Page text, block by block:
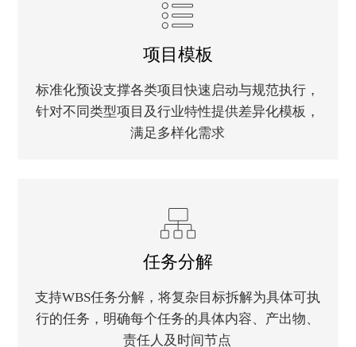
项目模板
标准化预设支撑各类项目快速启动与规范执行，
针对不同类型项目及行业特性提供差异化模板，
满足多样化需求
任务分解
支持WBS任务分解，将复杂目标拆解为具体可执
行的任务，明确每个任务的具体内容、产出物、
责任人及时间节点